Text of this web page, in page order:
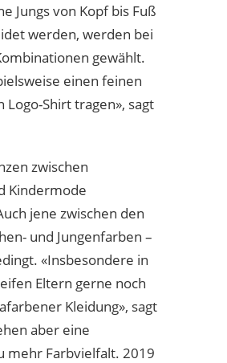
Jungs von Kopf bis Fuß
werden, werden bei
gewählt.
einen feinen
Logo-Shirt tragen», sagt
zwischen
Kindermode
jene zwischen den
und Jungenfarben –
«Insbesondere in
Eltern gerne noch
Kleidung», sagt
aber eine
mehr Farbvielfalt. 2019